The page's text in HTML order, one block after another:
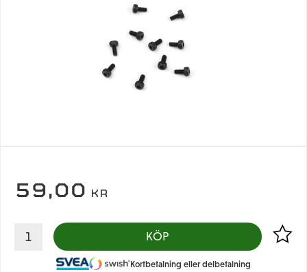
59,00 KR
KÖP Lägg
Kortbetalning eller delbetalning